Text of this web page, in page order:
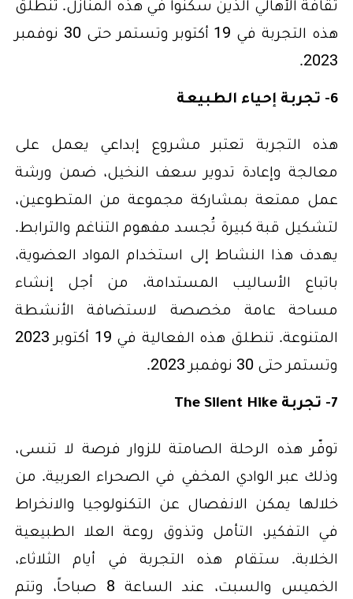
ثقافة الأهالي الذين سكنوا في هذه المنازل. تنطلق
هذه التجربة في 19 أكتوبر وتستمر حتى 30 نوفمبر
2023.
6- تجربة إحياء الطبيعة
هذه التجربة تعتبر مشروع إبداعي يعمل على
معالجة وإعادة تدوير سعف النخيل، ضمن ورشة
عمل ممتعة بمشاركة مجموعة من المتطوعين،
لتشكيل قبة كبيرة تُجسد مفهوم التناغم والترابط.
يهدف هذا النشاط إلى استخدام المواد العضوية،
باتباع الأساليب المستدامة، من أجل إنشاء
مساحة عامة مخصصة لاستضافة الأنشطة
المتنوعة. تنطلق هذه الفعالية في 19 أكتوبر 2023
وتستمر حتى 30 نوفمبر 2023.
7- تجربة The Silent Hike
توفّر هذه الرحلة الصامتة للزوار فرصة لا تنسى،
وذلك عبر الوادي المخفي في الصحراء العربية. من
خلالها يمكن الانفصال عن التكنولوجيا والانخراط
في التفكير، التأمل وتذوق روعة العلا الطبيعية
الخلابة. ستقام هذه التجربة في أيام الثلاثاء،
الخميس والسبت، عند الساعة 8 صباحاً، وتتم